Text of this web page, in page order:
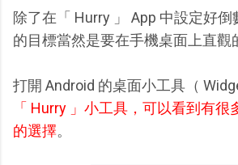
除了在「 Hurry 」 App 中設定好
的目標當然是要在手機桌面上直觀
打開 Android 的桌面小工具（
「 Hurry 」小工具，可以看到有
的選擇。